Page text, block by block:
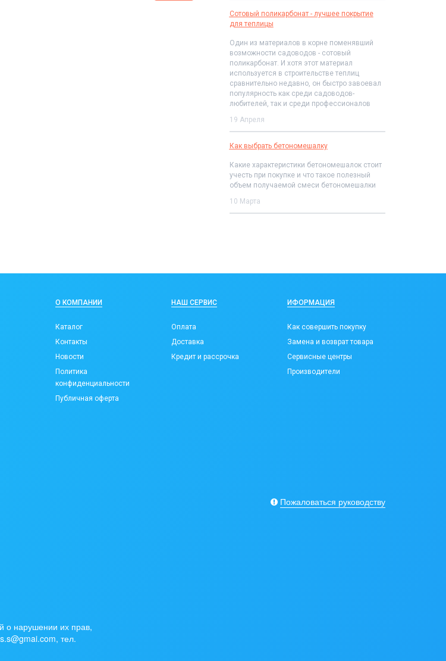
Сотовый поликарбонат - лучшее покрытие
для теплицы
Один из материалов в корне поменявший
возможности садоводов - сотовый
поликарбонат. И хотя этот материал
используется в строительстве теплиц
сравнительно недавно, он быстро завоевал
популярность как среди садоводов-
любителей, так и среди профессионалов
19 Апреля
Как выбрать бетономешалку
Какие характеристики бетономешалок стоит
учесть при покупке и что такое полезный
объем получаемой смеси бетономешалки
10 Марта
О КОМПАНИИ
Каталог
Контакты
Новости
Политика
конфиденциальности
Публичная оферта
НАШ СЕРВИС
Оплата
Доставка
Кредит и рассрочка
ИФОРМАЦИЯ
Как совершить покупку
Замена и возврат товара
Сервисные центры
Производители
о нарушении их прав,
тел.
Пожаловаться руководству